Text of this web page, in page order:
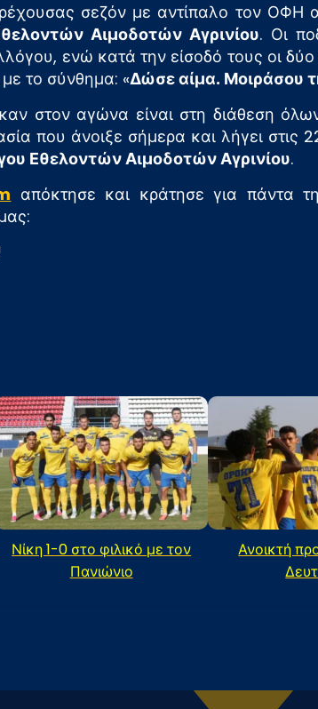
σεζόν με αντίπαλο τον ΟΦΗ
Αιμοδοτών Αγρινίου. Οι
ενώ κατά την είσοδό τους οι
το σύνθημα: «Δώσε αίμα. Μοιράσου
στον αγώνα είναι στη διάθεση
που άνοιξε σήμερα και λήγει
Εθελοντών Αιμοδοτών Αγρινίου.
απόκτησε και κράτησε για πάντα
Νίκη 1-0 στο φιλικό με τον
Πανιώνιο
Ανοικτή